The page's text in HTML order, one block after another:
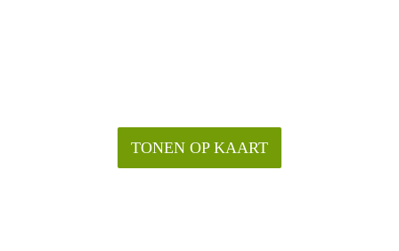
TONEN OP KAART